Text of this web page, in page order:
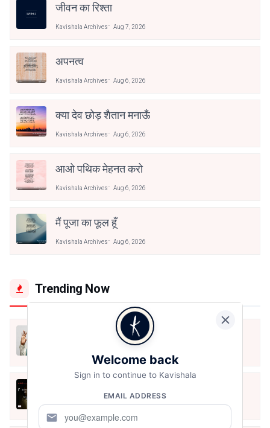
जीवन का रिश्ता
Kavishala Archives Aug 7, 2026
अपनत्व
Kavishala Archives Aug 6, 2026
क्या देव छोड़ शैतान मनाऊँ
Kavishala Archives Aug 6, 2026
आओ पथिक मेहनत करो
Kavishala Archives Aug 6, 2026
मैं पूजा का फूल हूँ
Kavishala Archives Aug 6, 2026
Trending Now
मैं शून्य पे सवार हूँ
Stay Safe | TVF's Aspirants
May 8, 2021
Welcome back
Sign in to continue to Kavishala
EMAIL ADDRESS
mail